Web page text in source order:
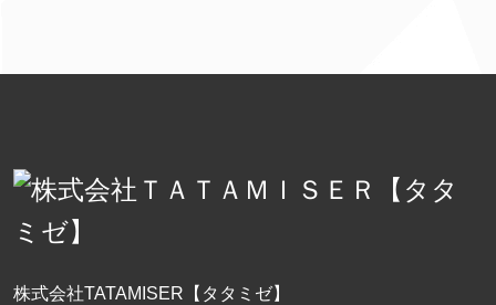
株式会社TATAMISER【タタミゼ】